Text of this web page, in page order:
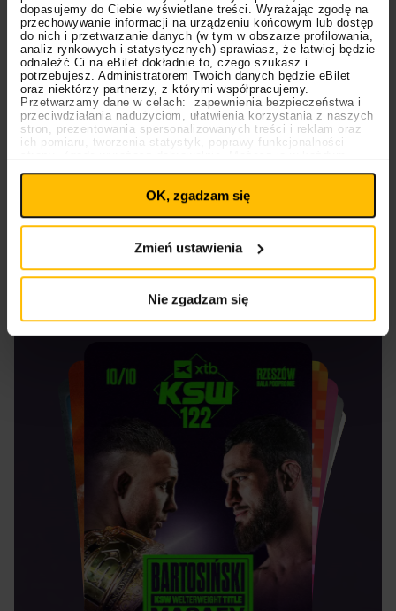
dopasujemy do Ciebie wyświetlane treści. Wyrażając zgodę na
przechowywanie informacji na urządzeniu końcowym lub dostęp
do nich i przetwarzanie danych (w tym w obszarze profilowania,
analiz rynkowych i statystycznych) sprawiasz, że łatwiej będzie
odnaleźć Ci na eBilet dokładnie to, czego szukasz i
potrzebujesz. Administratorem Twoich danych będzie eBilet
oraz niektórzy partnerzy, z którymi współpracujemy.
Przetwarzamy dane w celach: zapewnienia bezpieczeństwa i
przeciwdziałania nadużyciom, ułatwienia korzystania z naszych
stron, prezentowania spersonalizowanych treści i reklam oraz
ich pomiaru, tworzenia statystyk, poprawy funkcjonalności
plików cookies
wpływa na legalność uprzedniego przetwarzania.
Polityka plików cookies
OK, zgadzam się
Zmień ustawienia
Nie zgadzam się
Should Try It”. Choć mówimy o dziesięcioletnim
numerze, estetyka klipu odpowiada mocno
zeszłorocznym poczynaniom Travisaz“Utopią”
która mocno namieszała w zeszłym roku na
światowym rynku muzycznym. Sprzedała się w
pierwszym tygodniu w liczbie przekraczającej 250
doliczając zysk ze streamingów. Raper udowodnił tym
samym, że pomimo licznych problemów, jakie miał
przed premierą płyty, wciąż jest idolem milionów ludzi
Gorące wydarzenia